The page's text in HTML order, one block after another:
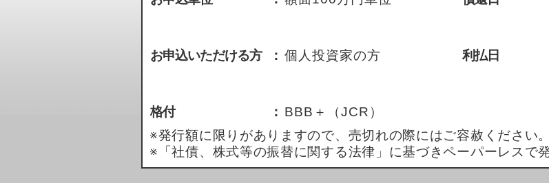
お申込いただける方 ： 個人投資家の方 利払日
格付 ： BBB＋（JCR）
※発行額に限りがありますので、売切れの際にはご容赦ください。
※「社債、株式等の振替に関する法律」に基づきペーパーレスで